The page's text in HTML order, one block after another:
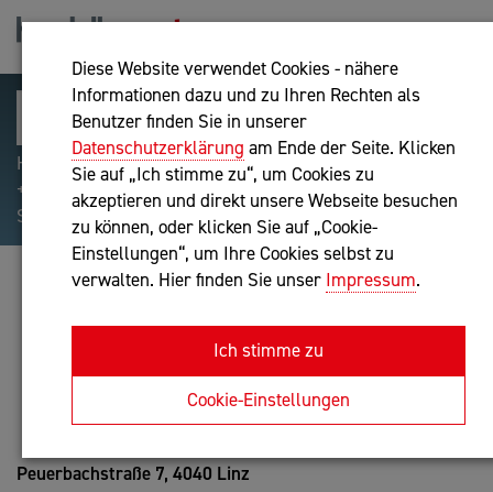
Diese Website verwendet Cookies - nähere
Informationen dazu und zu Ihren Rechten als
Benutzer finden Sie in unserer
Datenschutzerklärung am Ende der Seite. Klicken
Sie auf „Ich stimme zu“, um Cookies zu
akzeptieren und direkt unsere Webseite besuchen
zu können, oder klicken Sie auf „Cookie-
Einstellungen“, um Ihre Cookies selbst zu
verwalten. Hier finden Sie unser Impressum.
Ich stimme zu
Cookie-Einstellungen
Hilfreiche Suchparameter: Begriff einschließen:
+webshop, Begriff ausschließen: -webshop, Exakter
Suchbegriff: "internet of things"
MARKUS AICHINGER
IT-Dienstleistung
Anfrage oder Rückruf
Peuerbachstraße 7, 4040 Linz